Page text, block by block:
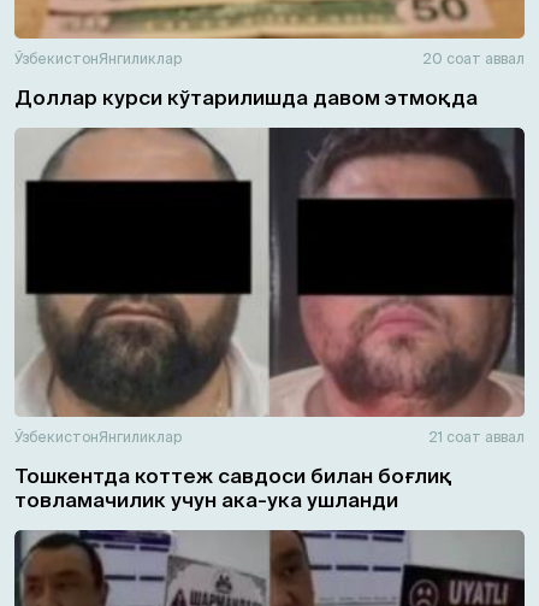
ЎзбекистонЯнгиликлар 20 соат аввал
Доллар курси кўтарилишда давом этмоқда
ЎзбекистонЯнгиликлар 21 соат аввал
Тошкентда коттеж савдоси билан боғлиқ
товламачилик учун ака-ука ушланди